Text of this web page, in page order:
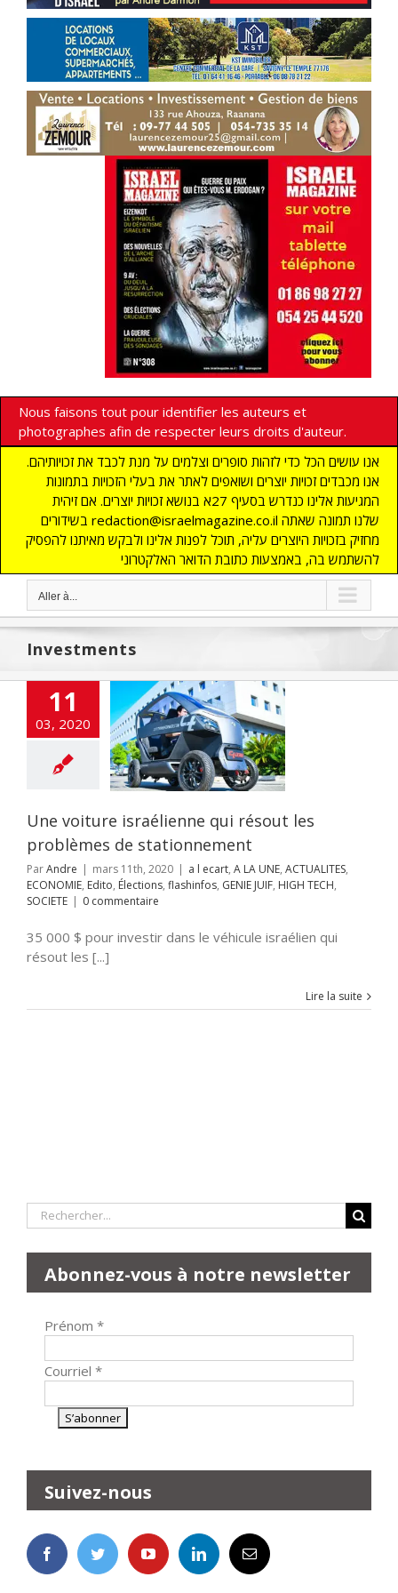
Nous faisons tout pour identifier les auteurs et
photographes afin de respecter leurs droits d'auteur.
אנו עושים הכל כדי לזהות סופרים וצלמים על מנת לכבד את זכויותיהם.
אנו מכבדים זכויות יוצרים ושואפים לאתר את בעלי הזכויות בתמונות
המגיעות אלינו כנדרש בסעיף 27א בנושא זכויות יוצרים. אם זיהית
בשידורים redaction@israelmagazine.co.il שלנו תמונה שאתה
מחזיק בזכויות היוצרים עליה, תוכל לפנות אלינו ולבקש מאיתנו להפסיק
להשתמש בה, באמצעות כתובת הדואר האלקטרוני
Aller à...
Investments
11
03, 2020
voiture
de
A LA UNE
ECONOMIE
SOCIETEUne voiture israélienne qui résout les
problèmes de stationnement
ParAndre | mars 11th, 2020 | a l ecart, A LA UNE, ACTUALITES,
ECONOMIE, Edito, Élections, flashinfos, GENIE JUIF, HIGH TECH,
SOCIETE | 0 commentaire
35 000 $ pour investir dans le véhicule israélien qui
résout les [...]
Lire la suite
Rechercher:
Abonnez-vous à notre newsletter
Prénom *
Courriel *
Suivez-nous